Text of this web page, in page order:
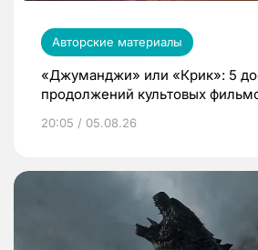
Авторские материалы
«Джуманджи» или «Крик»: 5
продолжений культовых
20:05 / 05.08.26